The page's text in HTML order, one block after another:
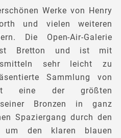
Werke von Henry
und vielen weiteren
Die Open-Air-Galerie
Bretton und ist mit
sehr leicht zu
Sammlung von
eine der größten
seiner Bronzen in ganz
Spaziergang durch den
um den klaren blauen